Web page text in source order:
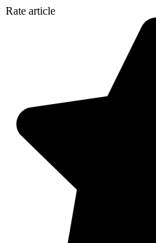
Rate article